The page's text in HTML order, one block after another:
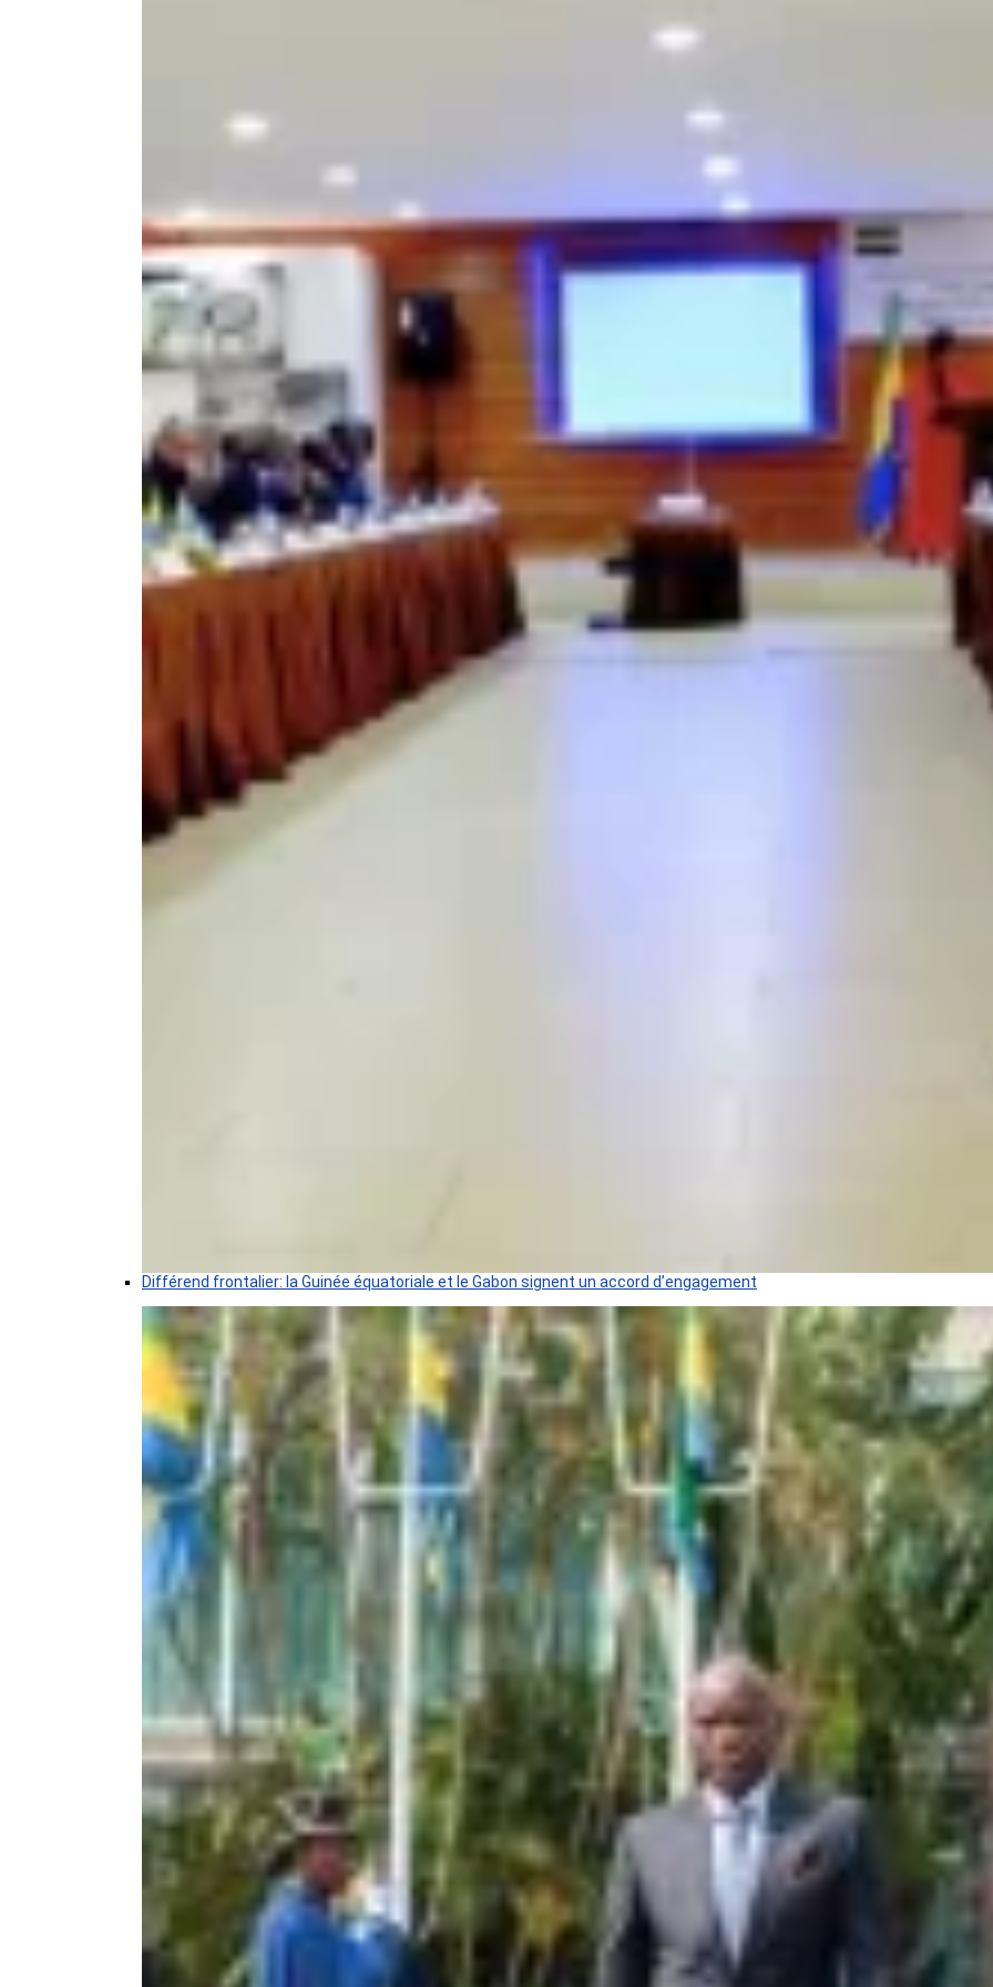
Différend frontalier: la Guinée équatoriale et le Gabon signent un accord d’engagement